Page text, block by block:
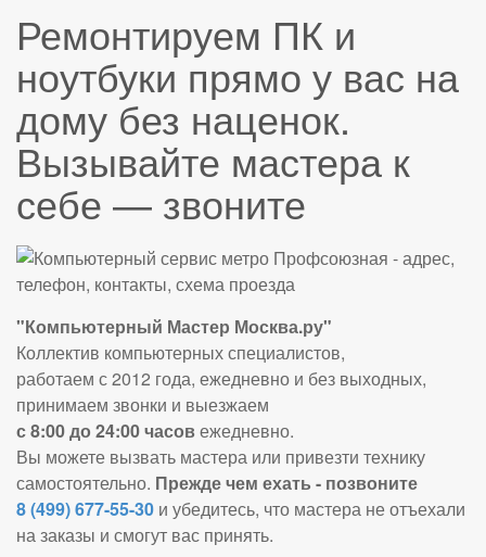
Ремонтируем ПК и
ноутбуки прямо у вас на
дому без наценок.
Вызывайте мастера к
себе — звоните
"Компьютерный Мастер Москва.ру"
Коллектив компьютерных специалистов,
работаем с 2012 года, ежедневно и без выходных,
принимаем звонки и выезжаем
с 8:00 до 24:00 часов ежедневно.
Вы можете вызвать мастера или привезти технику
самостоятельно. Прежде чем ехать - позвоните
8 (499) 677-55-30 и убедитесь, что мастера не отъехали
на заказы и смогут вас принять.